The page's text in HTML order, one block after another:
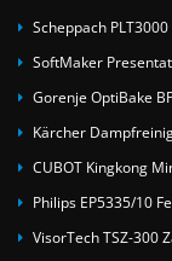
Scheppach
SoftMaker
Gorenje OptiBake
Kärcher
CUBOT Kingkong
Philips EP5335/10
VisorTech TSZ-300